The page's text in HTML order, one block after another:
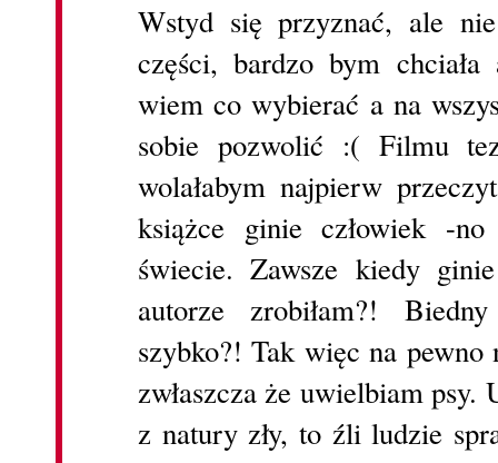
Wstyd się przyznać, ale
części, bardzo bym
wiem co wybierać a na
sobie pozwolić :( Filmu
wolałabym najpierw
książce ginie człowiek -
świecie. Zawsze kiedy
autorze zrobiłam?!
szybko?! Tak więc na pewno
zwłaszcza że uwielbiam psy.
z natury zły, to źli ludzie